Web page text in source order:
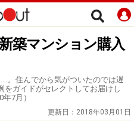
築マンション購入
。住んでから気がついたのでは遅
をガイドがセレクトしてお届けし
7月）
更新日： 2018年03月01日